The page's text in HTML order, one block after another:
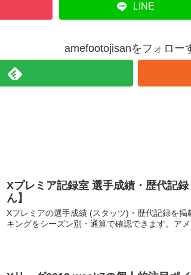
LINE
amefootojisanをフォロー
Xプレミア記録室 選手成績・歴代記
ん】
Xプレミアの選手成績 (スタッツ)・歴代記録を
キングをシーズン別・通算で確認できます。ア